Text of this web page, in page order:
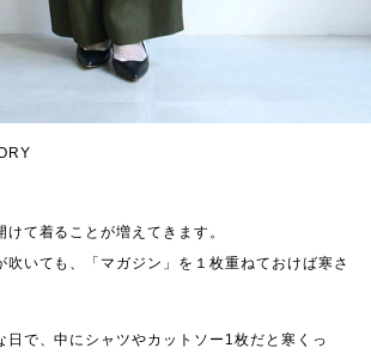
て着ることが増えてきます。
吹いても、「マガジン」を１枚重ねておけば寒さ
日で、中にシャツやカットソー1枚だと寒くっ